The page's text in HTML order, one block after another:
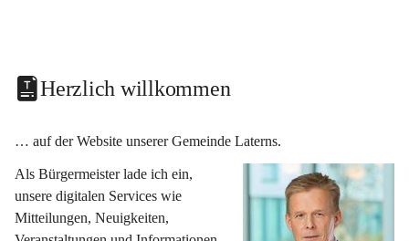
Herzlich willkommen
… auf der Website unserer Gemeinde Laterns.
Als Bürgermeister lade ich ein,
unsere digitalen Services wie
Mitteilungen, Neuigkeiten,